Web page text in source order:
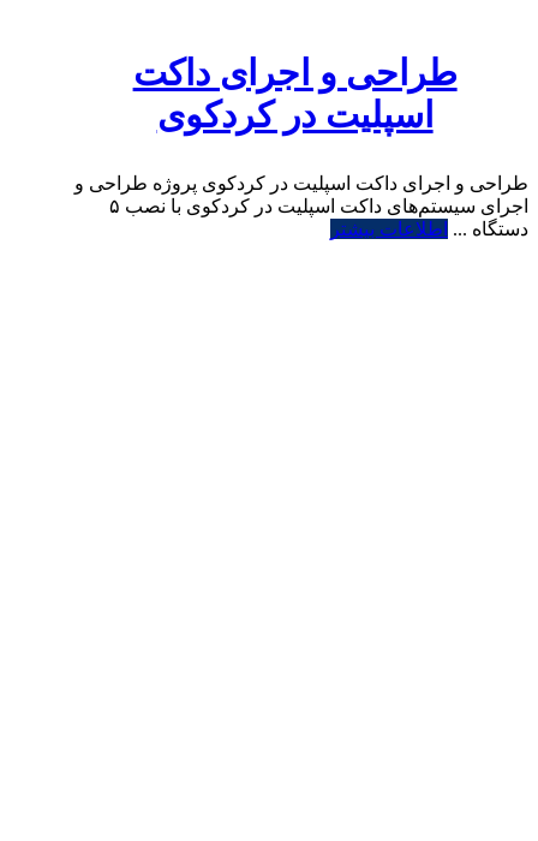
طراحی و اجرای داکت
اسپلیت در کردکوی
طراحی و اجرای داکت اسپلیت در کردکوی پروژه طراحی و
اجرای سیستم‌های داکت اسپلیت در کردکوی با نصب ۵
دستگاه ... اطلاعات بیشتر